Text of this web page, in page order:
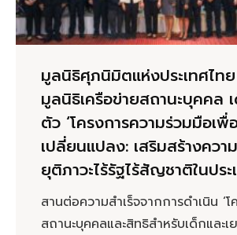
มูลนิธิศุภนิมิตแห่งประเทศไท
มูลนิธิเครือข่ายสถานะบุคคล
ตัว ‘โครงการความร่วมมือเพื่
เปลี่ยนแปลง: เสริมสร้างควา
ยุติภาวะไร้รัฐไร้สัญชาติในประ
สานต่อความสำเร็จจากการดำเนิน ‘
สถานะบุคคลและสิทธิสำหรับเด็กและเ